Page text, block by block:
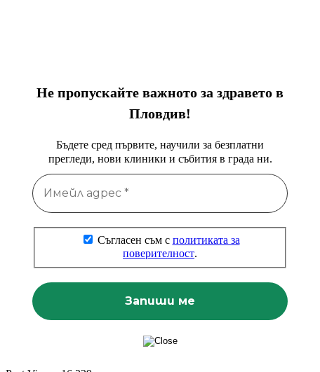
Не пропускайте важното за здравето в
Пловдив!
Бъдете сред първите, научили за безплатни
прегледи, нови клиники и събития в града ни.
Съгласен съм с политиката за
поверителност.